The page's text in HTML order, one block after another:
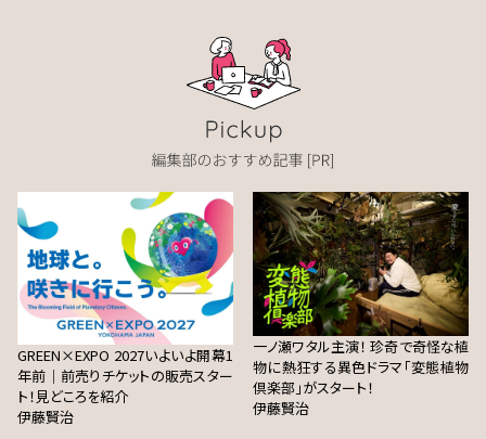
GREEN×EXPO 2027いよいよ開幕1
年前｜前売りチケットの販売スター
ト！見どころを紹介
伊藤賢治
一ノ瀬ワタル主演！ 珍奇で奇怪な植
物に熱狂する異色ドラマ「変態植物
倶楽部」がスタート！
伊藤賢治